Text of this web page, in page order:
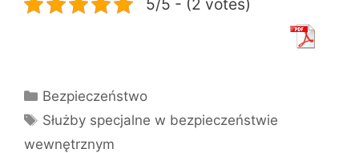
Kategorie
Bezpieczeństwo
Tagi
Służby specjalne w bezpieczeństwie
wewnętrznym